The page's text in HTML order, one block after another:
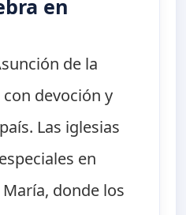
en
de la
devoción y
Las iglesias
en
donde los